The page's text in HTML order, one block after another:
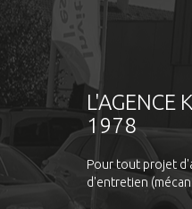
L'AGENCE
1978
Pour tout projet
d'entretien